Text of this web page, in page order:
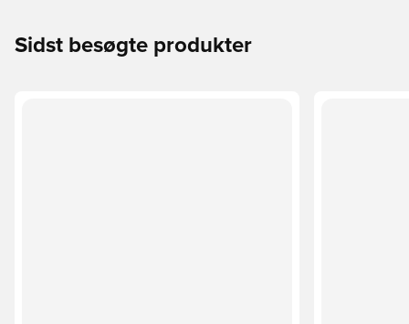
Sidst besøgte produkter